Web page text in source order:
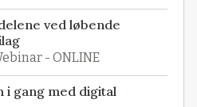
ved løbende
- ONLINE
i gang med digital